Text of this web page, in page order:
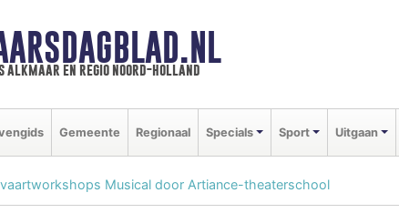
alkmaar en regio noord-holland
Gemeente Regionaal Specials Sport Uitgaan
Musical door Artiance-theaterschool